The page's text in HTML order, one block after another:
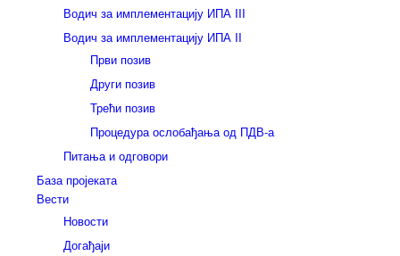
Водич за имплементацију ИПА III
Водич за имплементацију ИПА II
Први позив
Други позив
Трећи позив
Процедура ослобађања од ПДВ-а
Питања и одговори
База пројеката
Вести
Новости
Догађаји